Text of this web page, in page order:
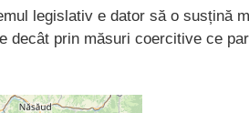
legislativ e dator să o susțină
decât prin măsuri coercitive ce par